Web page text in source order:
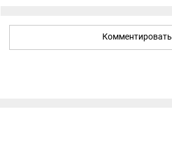
Комментировать